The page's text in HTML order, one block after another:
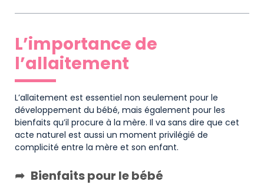
L’importance de
l’allaitement
L’allaitement est essentiel non seulement pour le
développement du bébé, mais également pour les
bienfaits qu’il procure à la mère. Il va sans dire que cet
acte naturel est aussi un moment privilégié de
complicité entre la mère et son enfant.
Bienfaits pour le bébé